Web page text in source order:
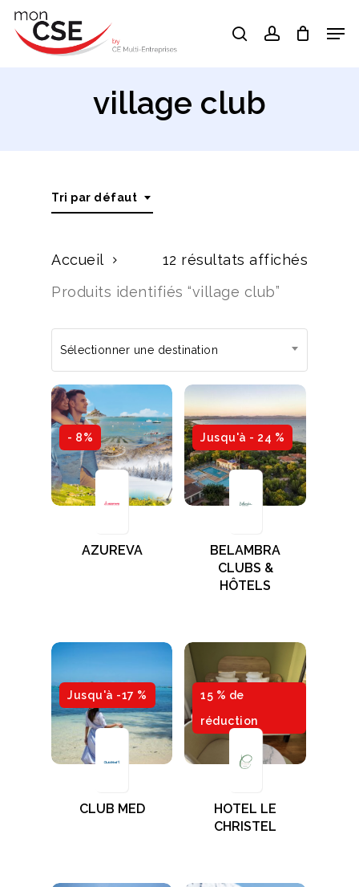
Skip
searchaccount
village club
Tri par défaut
12 résultats affichés
Accueil
Produits identifiés “village club”
Sélectionner une destination
- 8%
AZUREVA
Jusqu'à - 24 %
BELAMBRA
CLUBS &
HÔTELS
Jusqu'à -17 %
CLUB MED
15 % de
réduction
HOTEL LE
CHRISTEL